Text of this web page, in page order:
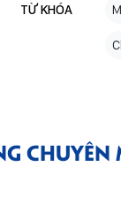
TỪ KHÓA
CHUYÊN